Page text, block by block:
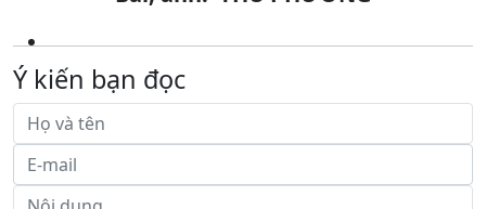
Ý kiến bạn đọc